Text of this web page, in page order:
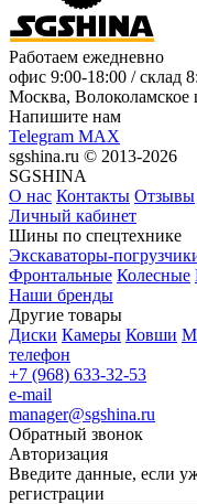
Работаем ежедневно
офис 9:00-18:00 / склад
Москва, Волоколамское
Напишите нам
Telegram MAX
sgshina.ru © 2013-2026
SGSHINA
О нас Контакты Отзывы
Личный кабинет
Шины по спецтехнике
Экскаваторы-
Фронтальные Колесные
Наши бренды
Другие товары
Диски Камеры Ковши
телефон
+7 (968) 633-32-53
e-mail
manager@sgshina.ru
Обратный звонок
Авторизация
Введите данные, если
регистрации